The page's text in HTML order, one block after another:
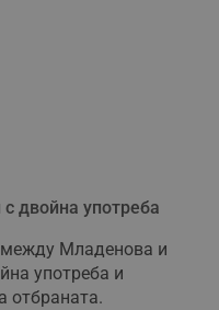
двойна употреба
между Младенова и
употреба и
отбраната.